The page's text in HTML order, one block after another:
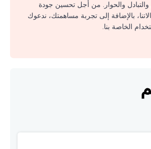
والحوار. من أجل تحسين جودة
بالإضافة إلى تجربة مساهمتك، ندعوك
الخاصة بنا.